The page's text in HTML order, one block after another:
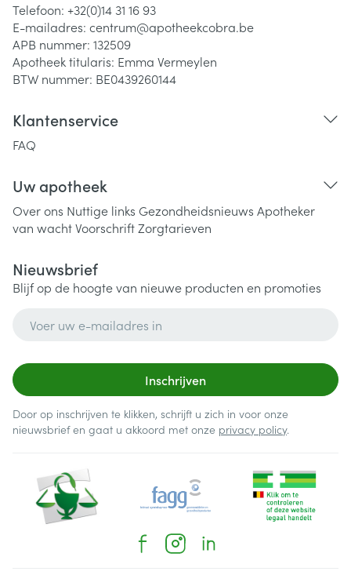
Telefoon: +32(0)14 31 16 93
E-mailadres: centrum@apotheekcobra.be
APB nummer: 132509
Apotheek titularis: Emma Vermeylen
BTW nummer: BE0439260144
Klantenservice
FAQ
Uw apotheek
Over ons Nuttige links Gezondheidsnieuws Apotheker
van wachtVoorschriftZorgtarieven
Nieuwsbrief
Blijf op de hoogte van nieuwe producten en promoties
Inschrijven
Door op inschrijven te klikken, schrijft u zich in voor onze
nieuwsbrief en gaat u akkoord met onze privacy policy.